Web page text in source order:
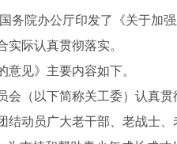
院办公厅印发了《关于加
际认真贯彻落实。
见》主要内容如下。
（以下简称关工委）认真贯
动员广大老干部、老战士